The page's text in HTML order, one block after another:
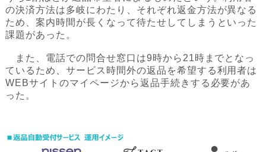
の決済方法は多岐にわたり、それぞれ返金方法が異なる
ため、案内時間が長くなって待たせしてしまうといった
課題があった。
また、電話での問合せ窓口は9時から21時までとなっ
ているため、サービス時間外の返品を希望する利用者は
WEBサイトのマイページから返品手続きする必要があ
った。